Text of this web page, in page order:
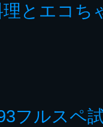
とエコち
フルスペ